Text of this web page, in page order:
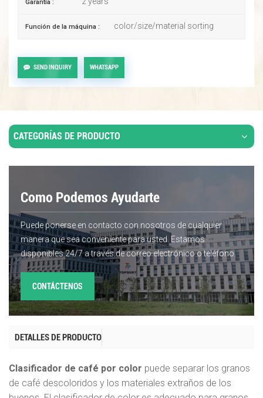
Garantía :
Función de la máquina : color/size/material sorting
SEND INQUIRY WHATSAPP
CATEGORÍAS DE PRODUCTO
Como Podemos Ayudarte
Puede ponerse en contacto con nosotros de cualquier
manera que sea conveniente para usted. Estamos
disponibles 24/7 a través de correo electrónico o teléfono.
CONTÁCTENOS
DETALLES DE PRODUCTO
Clasificador de café por color puede separar los granos
de café descoloridos y los materiales extraños de los